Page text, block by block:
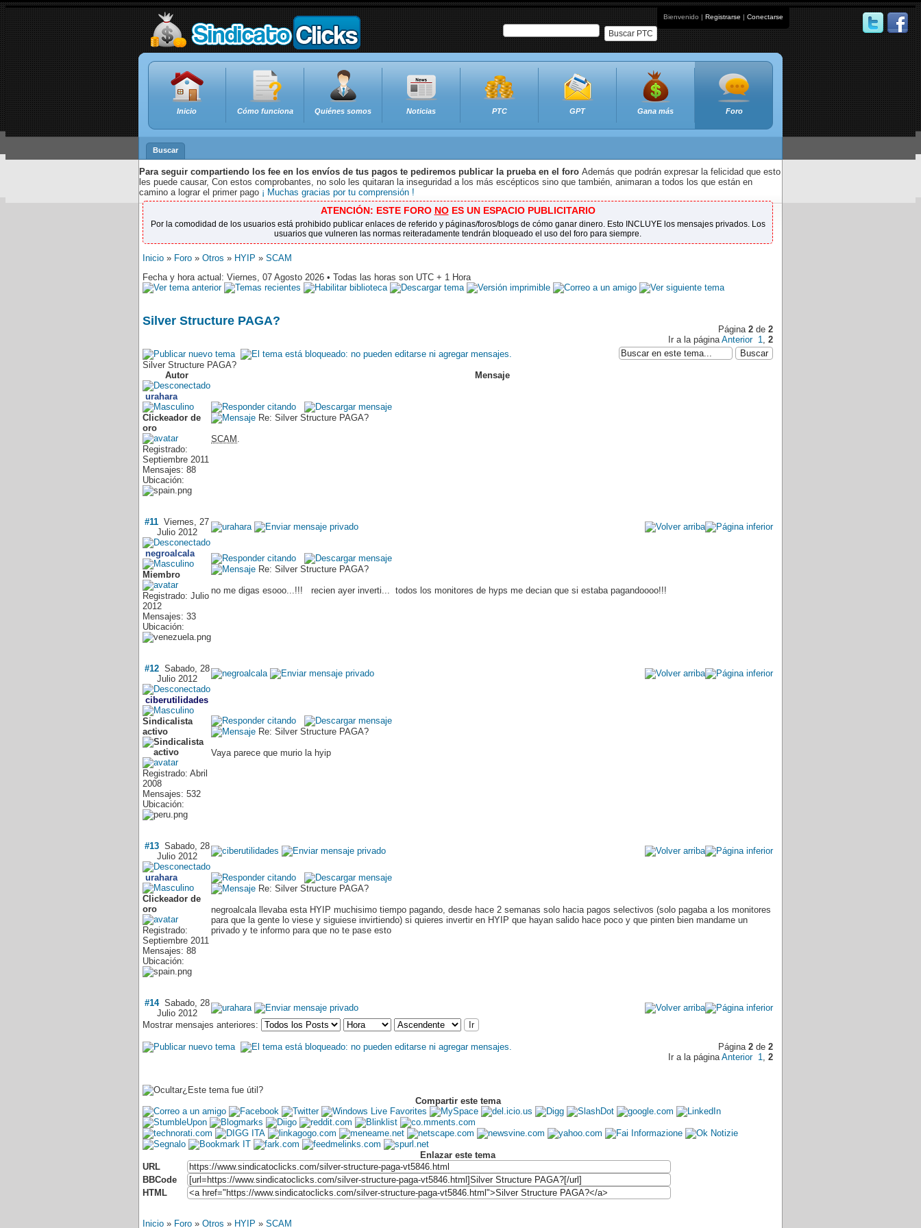
Bienvenido | Registrarse | Conectarse
Buscar PTC
Inicio Cómo funciona Quiénes somos Noticias PTC GPT Gana más Foro
Buscar
Para seguir compartiendo los fee en los envíos de tus pagos te pediremos publicar la prueba en el foro Además que podrán expresar la felicidad que esto
les puede causar, Con estos comprobantes, no solo les quitaran la inseguridad a los más escépticos sino que también, animaran a todos los que están en
camino a lograr el primer pago ¡ Muchas gracias por tu comprensión !
ATENCIÓN: ESTE FORO NOES UN ESPACIO PUBLICITARIO
Por la comodidad de los usuarios está prohibido publicar enlaces de referido y páginas/foros/blogs de cómo ganar dinero. Esto INCLUYE los mensajes privados. Los
usuarios que vulneren las normas reiteradamente tendrán bloqueado el uso del foro para siempre.
Inicio » Foro » Otros » HYIP » SCAM
Fecha y hora actual: Viernes, 07 Agosto 2026 • Todas las horas son UTC + 1 Hora
Silver Structure PAGA?
Página 2 de 2
Ir a la páginaAnterior 1, 2
Silver Structure PAGA?
Autor
Mensaje
urahara
Clickeador de
oro
Registrado:
Septiembre 2011
Mensajes: 88
Ubicación:
Re: Silver Structure PAGA?
SCAM .
#11 Viernes, 27
Julio 2012
negroalcala
Miembro
Registrado: Julio
2012
Mensajes: 33
Ubicación:
Re: Silver Structure PAGA?
no me digas esooo...!!! recien ayer inverti... todos los monitores de hyps me decian que si estaba pagandoooo!!!
#12Sabado, 28
Julio 2012
ciberutilidades
Sindicalista
activo
Registrado: Abril
2008
Mensajes: 532
Ubicación:
Re: Silver Structure PAGA?
Vaya parece que murio la hyip
#13Sabado, 28
Julio 2012
urahara
Clickeador de
oro
Registrado:
Septiembre 2011
Mensajes: 88
Ubicación:
Re: Silver Structure PAGA?
negroalcala llevaba esta HYIP muchisimo tiempo pagando, desde hace 2 semanas solo hacia pagos selectivos (solo pagaba a los monitores
para que la gente lo viese y siguiese invirtiendo) si quieres invertir en HYIP que hayan salido hace poco y que pinten bien mandame un
privado y te informo para que no te pase esto
#14Sabado, 28
Julio 2012
Mostrar mensajes anteriores:
Página 2 de 2
Ir a la páginaAnterior 1, 2
¿Este tema fue útil?
Compartir este tema
Enlazar este tema
URL
BBCode
HTML
Inicio » Foro » Otros » HYIP » SCAM